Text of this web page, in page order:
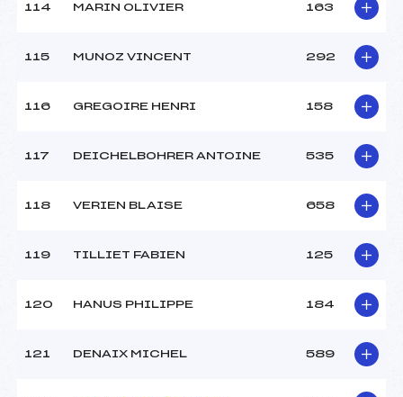
114 MARIN OLIVIER 163
115 MUNOZ VINCENT 292
116 GREGOIRE HENRI 158
117 DEICHELBOHRER ANTOINE 535
118 VERIEN BLAISE 658
119 TILLIET FABIEN 125
120 HANUS PHILIPPE 184
121 DENAIX MICHEL 589